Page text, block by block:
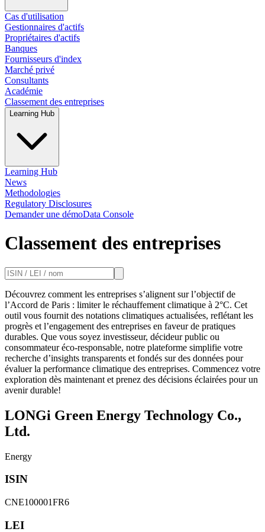
Cas d'utilisation
Gestionnaires d'actifs
Propriétaires d'actifs
Banques
Fournisseurs d'index
Marché privé
Consultants
Académie
Classement des entreprises
Learning Hub
Learning Hub
News
Methodologies
Regulatory Disclosures
Demander une démoData Console
Classement des entreprises
Découvrez comment les entreprises s’alignent sur l’objectif de
l’Accord de Paris : limiter le réchauffement climatique à 2°C. Cet
outil vous fournit des notations climatiques actualisées, reflétant les
progrès et l’engagement des entreprises en faveur de pratiques
durables. Que vous soyez investisseur, décideur public ou
consommateur éco-responsable, notre plateforme simplifie votre
recherche d’insights transparents et fondés sur des données pour
évaluer la performance climatique des entreprises. Commencez votre
exploration dès maintenant et prenez des décisions éclairées pour un
avenir durable!
LONGi Green Energy Technology Co.,
Ltd.
Energy
ISIN
CNE100001FR6
LEI